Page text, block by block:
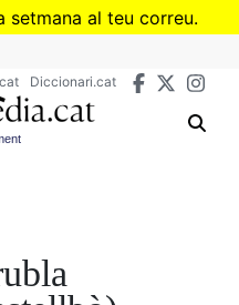
setmana al teu correu.
de Divulcat
Diccionari.cat